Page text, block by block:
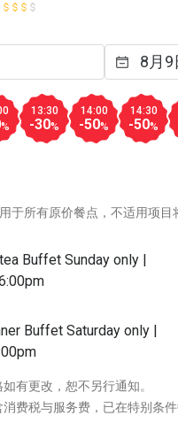
%
13:30
-30%
14:00
-50%
14:30
-50%
于所有原价餐点，不适用项
Buffet Sunday only |
Buffet Saturday only |
有更改，恕不另行通知。
费税与服务费，已在特别条件